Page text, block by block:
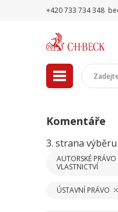
+420 733 734 348
Komentáře
3. strana výběru
AUTORSKÉ
VLASTNICTVÍ
ÚSTAVNÍ PRÁVO